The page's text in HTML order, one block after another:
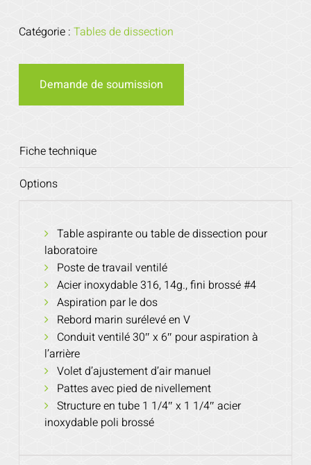
Catégorie : Tables de dissection
Demande de soumission
Fiche technique
Options
Table aspirante ou table de dissection pour
laboratoire
Poste de travail ventilé
Acier inoxydable 316, 14g., fini brossé #4
Aspiration par le dos
Rebord marin surélevé en V
Conduit ventilé 30″ x 6″ pour aspiration à
l’arrière
Volet d’ajustement d’air manuel
Pattes avec pied de nivellement
Structure en tube 1 1/4″ x 1 1/4″ acier
inoxydable poli brossé